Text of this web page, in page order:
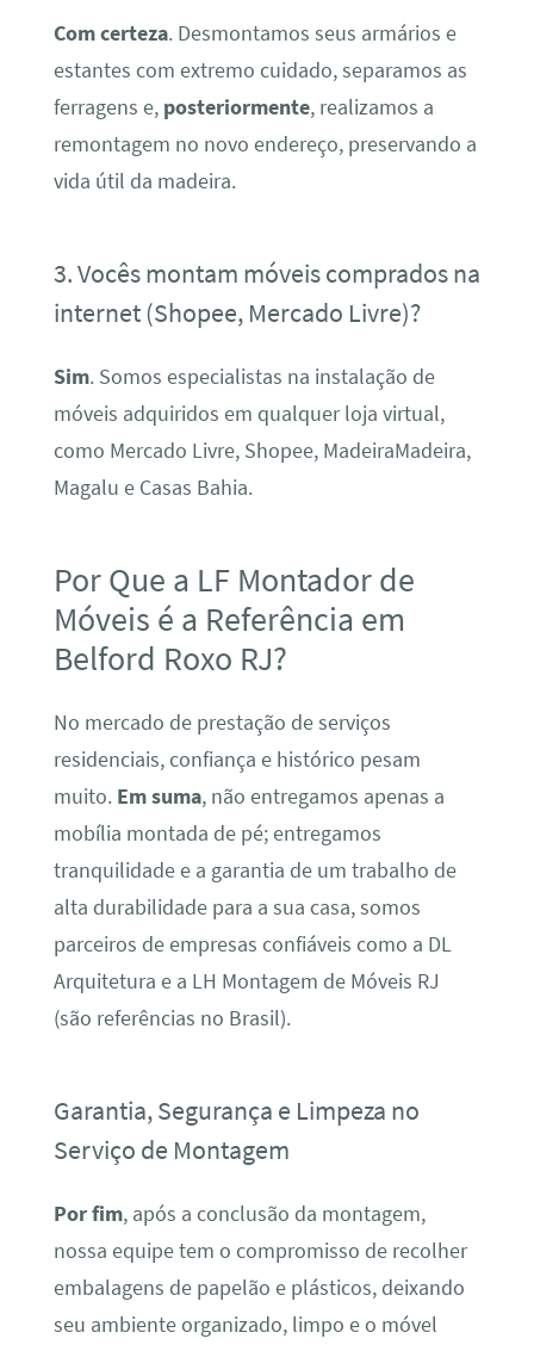
Com certeza. Desmontamos seus armários e
estantes com extremo cuidado, separamos as
ferragens e, posteriormente, realizamos a
remontagem no novo endereço, preservando a
vida útil da madeira.
3. Vocês montam móveis comprados na
internet (Shopee, Mercado Livre)?
Sim. Somos especialistas na instalação de
móveis adquiridos em qualquer loja virtual,
como Mercado Livre, Shopee, MadeiraMadeira,
Magalu e Casas Bahia.
Por Que a LF Montador de
Móveis é a Referência em
Belford Roxo RJ?
No mercado de prestação de serviços
residenciais, confiança e histórico pesam
muito. Em suma, não entregamos apenas a
mobília montada de pé; entregamos
tranquilidade e a garantia de um trabalho de
alta durabilidade para a sua casa, somos
parceiros de empresas confiáveis como a DL
Arquitetura e a LH Montagem de Móveis RJ
(são referências no Brasil).
Garantia, Segurança e Limpeza no
Serviço de Montagem
Por fim, após a conclusão da montagem,
nossa equipe tem o compromisso de recolher
embalagens de papelão e plásticos, deixando
seu ambiente organizado, limpo e o móvel